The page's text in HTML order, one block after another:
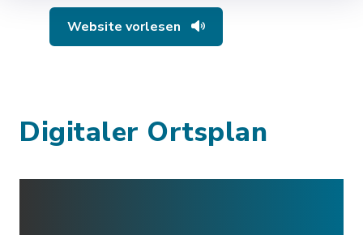
Website vorlesen
Digitaler Ortsplan